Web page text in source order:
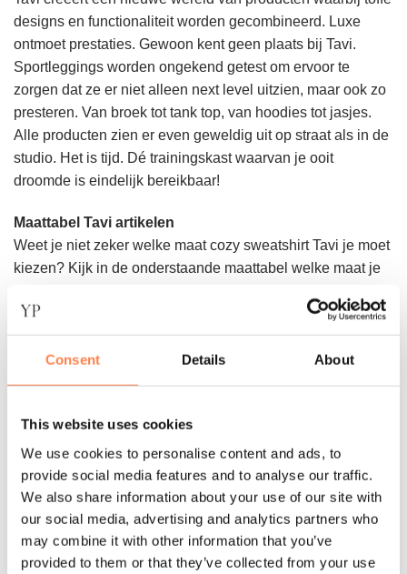
Consent Details About
This website uses cookies
We use cookies to personalise content and ads, to
provide social media features and to analyse our traffic.
We also share information about your use of our site with
our social media, advertising and analytics partners who
may combine it with other information that you’ve
provided to them or that they’ve collected from your use
designs en functionaliteit worden gecombineerd. Luxe
ontmoet prestaties. Gewoon kent geen plaats bij Tavi.
Sportleggings worden ongekend getest om ervoor te
zorgen dat ze er niet alleen next level uitzien, maar ook zo
presteren. Van broek tot tank top, van hoodies tot jasjes.
Alle producten zien er even geweldig uit op straat als in de
studio. Het is tijd. Dé trainingskast waarvan je ooit
droomde is eindelijk bereikbaar!
Maattabel Tavi artikelen
Weet je niet zeker welke maat cozy sweatshirt Tavi je moet
kiezen? Kijk in de onderstaande maattabel welke maat je
Benieuwd naar de andere artikelen uit de nieuwe Tavi